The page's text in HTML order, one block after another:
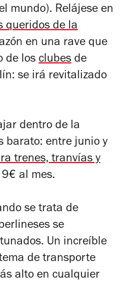
mundo). Relájese en
queridos de la
en una rave que
de los clubes de
se irá revitalizado
dentro de la
barato: entre junio y
trenes, tranvías y
al mes.
se trata de
se
Un increíble
de transporte
alto en cualquier